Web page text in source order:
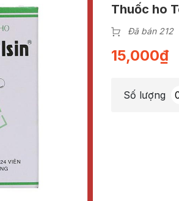
Thuốc ho
Đã bán 212
15,000₫
Số lượng